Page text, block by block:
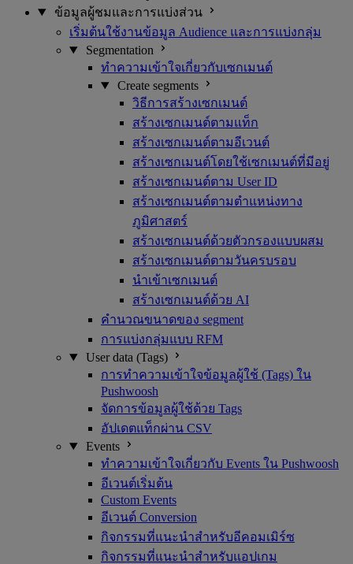
ข้อมูลผู้ชมและการแบ่งส่วน
เริ่มต้นใช้งานข้อมูล Audience และการแบ่งกลุ่ม
Segmentation
ทำความเข้าใจเกี่ยวกับเซกเมนต์
Create segments
วิธีการสร้างเซกเมนต์
สร้างเซกเมนต์ตามแท็ก
สร้างเซกเมนต์ตามอีเวนต์
สร้างเซกเมนต์โดยใช้เซกเมนต์ที่มีอยู่
สร้างเซกเมนต์ตาม User ID
สร้างเซกเมนต์ตามตำแหน่งทาง
ภูมิศาสตร์
สร้างเซกเมนต์ด้วยตัวกรองแบบผสม
สร้างเซกเมนต์ตามวันครบรอบ
นำเข้าเซกเมนต์
สร้างเซกเมนต์ด้วย AI
คำนวณขนาดของ segment
การแบ่งกลุ่มแบบ RFM
User data (Tags)
การทำความเข้าใจข้อมูลผู้ใช้ (Tags) ใน
Pushwoosh
จัดการข้อมูลผู้ใช้ด้วย Tags
อัปเดตแท็กผ่าน CSV
Events
ทำความเข้าใจเกี่ยวกับ Events ใน Pushwoosh
อีเวนต์เริ่มต้น
Custom Events
อีเวนต์ Conversion
กิจกรรมที่แนะนำสำหรับอีคอมเมิร์ซ
กิจกรรมที่แนะนำสำหรับแอปเกม